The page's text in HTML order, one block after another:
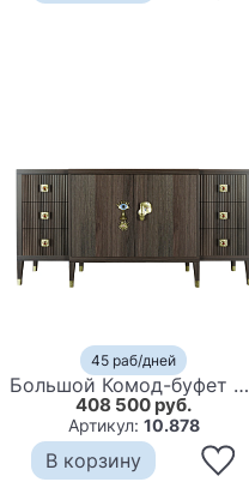
45 раб/дней
Большой Комод-буфет Elsa Dreams Walnut с ящиками
408 500 руб.
Артикул: 10.878
В корзину